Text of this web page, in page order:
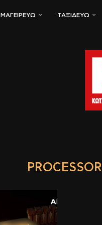
ΜΑΓΕΙΡΕΎΩ ΤΑΞΙΔΕΎΩ
PROCESSOR